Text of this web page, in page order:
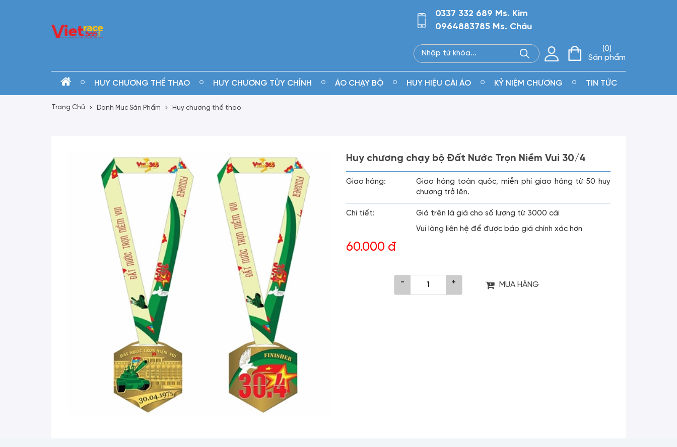
0337 332 689 Ms. Kim
0964883785 Ms. Châu
0
Sản phẩm
HUY CHƯƠNG THỂ THAO HUY CHƯƠNG TÙY CHỈNH ÁO CHẠY BỘ HUY HIỆU CÀI ÁO KỶ NIỆM CHƯƠNG TIN TỨC
Trang Chủ Danh Mục Sản Phẩm Huy chương thể thao
Huy chương chạy bộ Đất Nước Trọn Niềm Vui 30/4
Giao hàng:
Giao hàng toàn quốc, miễn phí giao hàng từ 50 huy
chương trở lên.
Chi tiết:
Giá trên là giá cho số lượng từ 3000 cái
Vui lòng liên hệ để được báo giá chính xác hơn
60.000 đ
- + MUA HÀNG